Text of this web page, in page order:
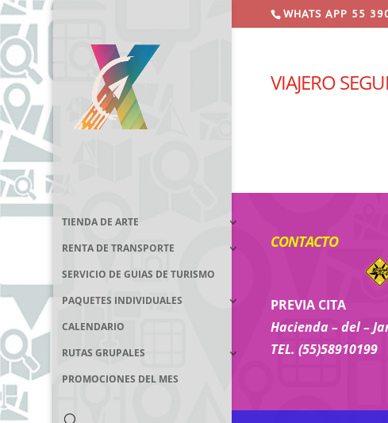
WHATS APP 55
TIENDA DE ARTE
RENTA DE TRANSPORTE
SERVICIO DE GUIAS DE TURISMO
PAQUETES INDIVIDUALES
CALENDARIO
RUTAS GRUPALES
PROMOCIONES DEL MES
VIAJERO
CONTACTO
PREVIA CITA
Hacienda – del –
TEL. (55)58910199